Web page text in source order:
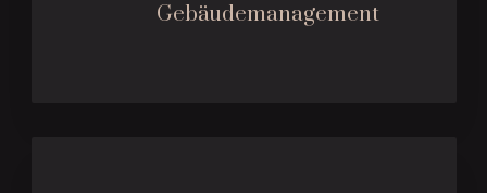
Gebäudemanagement